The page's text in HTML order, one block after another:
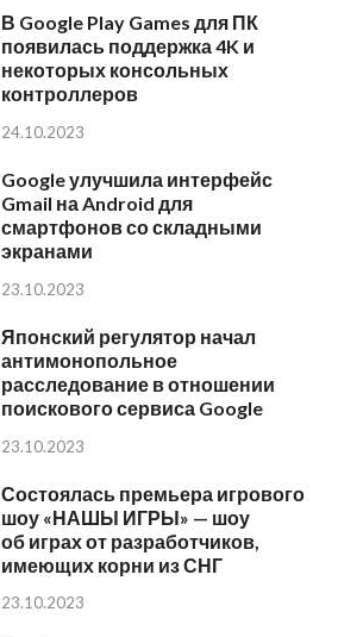
В Google Play Games для ПК
появилась поддержка 4K и
некоторых консольных
контроллеров
24.10.2023
Google улучшила интерфейс
Gmail на Android для
смартфонов со складными
экранами
23.10.2023
Японский регулятор начал
антимонопольное
расследование в отношении
поискового сервиса Google
23.10.2023
Состоялась премьера игрового
шоу «НАШЫ ИГРЫ» — шоу
об играх от разработчиков,
имеющих корни из СНГ
23.10.2023